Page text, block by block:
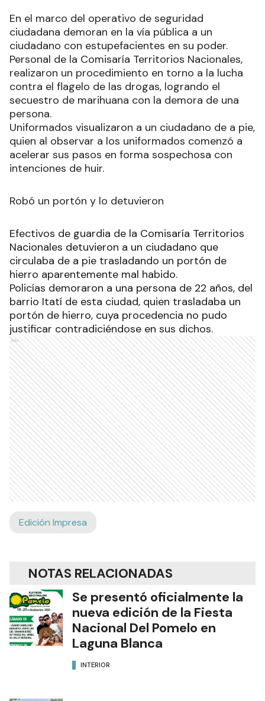
Detenido con estupefacientes
En el marco del operativo de seguridad
ciudadana demoran en la vía pública a un
ciudadano con estupefacientes en su poder.
Personal de la Comisaría Territorios Nacionales,
realizaron un procedimiento en torno a la lucha
contra el flagelo de las drogas, logrando el
secuestro de marihuana con la demora de una
persona.
Uniformados visualizaron a un ciudadano de a pie,
quien al observar a los uniformados comenzó a
intenciones de huir.
Robó un portón y lo detuvieron
Efectivos de guardia de la Comisaría Territorios
Nacionales detuvieron a un ciudadano que
circulaba de a pie trasladando un portón de
hierro aparentemente mal habido.
Policías demoraron a una persona de 22 años, del
barrio Itatí de esta ciudad, quien trasladaba un
portón de hierro, cuya procedencia no pudo
justificar contradiciéndose en sus dichos.
Ads
NOTAS RELACIONADAS
Se presentó oficialmente la
nueva edición de la Fiesta
Nacional Del Pomelo en
Laguna Blanca